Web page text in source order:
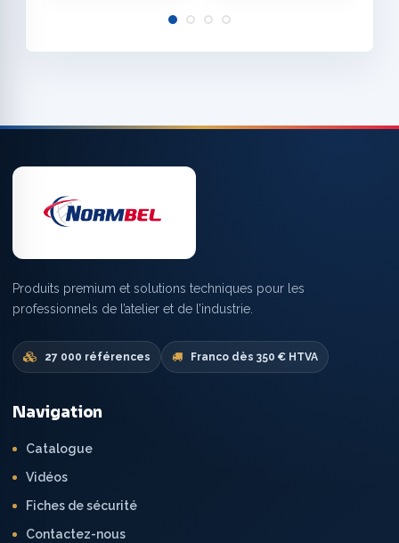
Produits premium et solutions techniques pour les
professionnels de l’atelier et de l’industrie.
27 000 références Franco dès 350 € HTVA
Navigation
Catalogue
Vidéos
Fiches de sécurité
Contactez-nous